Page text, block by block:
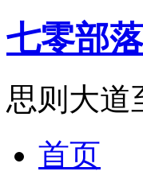
七零部
思则大道
首页